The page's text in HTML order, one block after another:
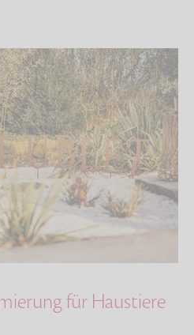
für Haustiere